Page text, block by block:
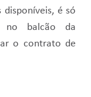
é só
no balcão da
o contrato de